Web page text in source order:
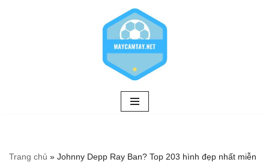
Trang chủ » Johnny Depp Ray Ban? Top 203 hình đẹp nhất miễn